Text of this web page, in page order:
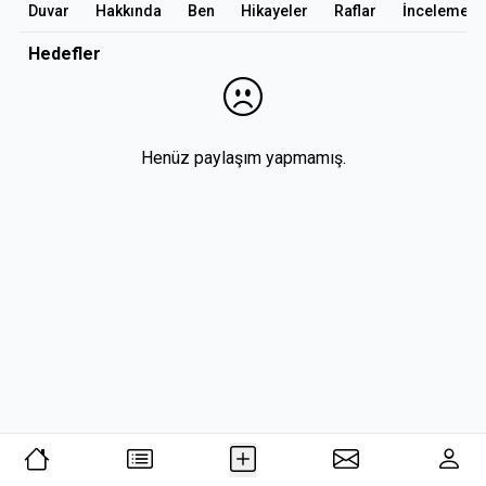
Duvar Hakkında Ben Hikayeler Raflar
Hedefler
Henüz paylaşım yapmamış.